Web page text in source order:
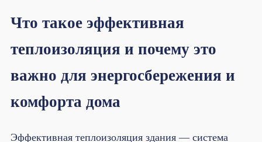
Что такое эффективная
теплоизоляция и почему это
важно для энергосбережения и
комфорта дома
Эффективная теплоизоляция здания — система